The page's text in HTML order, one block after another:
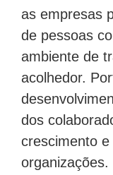
as empresas
de pessoas
ambiente de
acolhedor.
dos
crescimento
organizações.